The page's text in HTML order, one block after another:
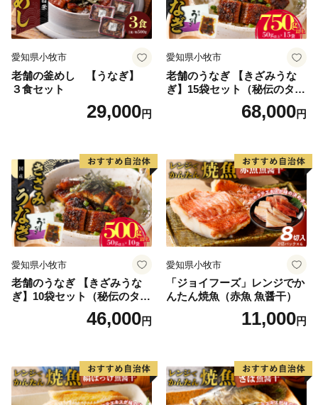
でおります。皆さまの温かいご支援をお待ちしておりま
す。5千円以上寄附をしていただいた方には、まちのPR
【ご注意】
いただきます。
時所得に該当します。
※特典は複数選択いただけます。（1度の申込で最大32
品まで）
※特典のお届けには1～2ヶ月程度かかることがありま
す。
※寄附につきまして、年度内の回数制限は設けておりま
せん。
※特典の写真はイメージです。
【アクセス】
・自動車： 知多半島道路利用
・公共交通機関： 最寄駅「内海駅」または「河和駅」
（名古屋鉄道）
愛知県小牧市
老舗の釜めし 【うなぎ】
３食セット
29,000円
愛知県小牧市
老舗のうなぎ 【きざみうな
ぎ】15袋セット（秘伝のタレ
68,000円
愛知県小牧市
老舗のうなぎ 【きざみうな
ぎ】10袋セット（秘伝のタレ
46,000円
愛知県小牧市
「ジョイフーズ」レンジでか
んたん焼魚（赤魚 魚醤干）
11,000円